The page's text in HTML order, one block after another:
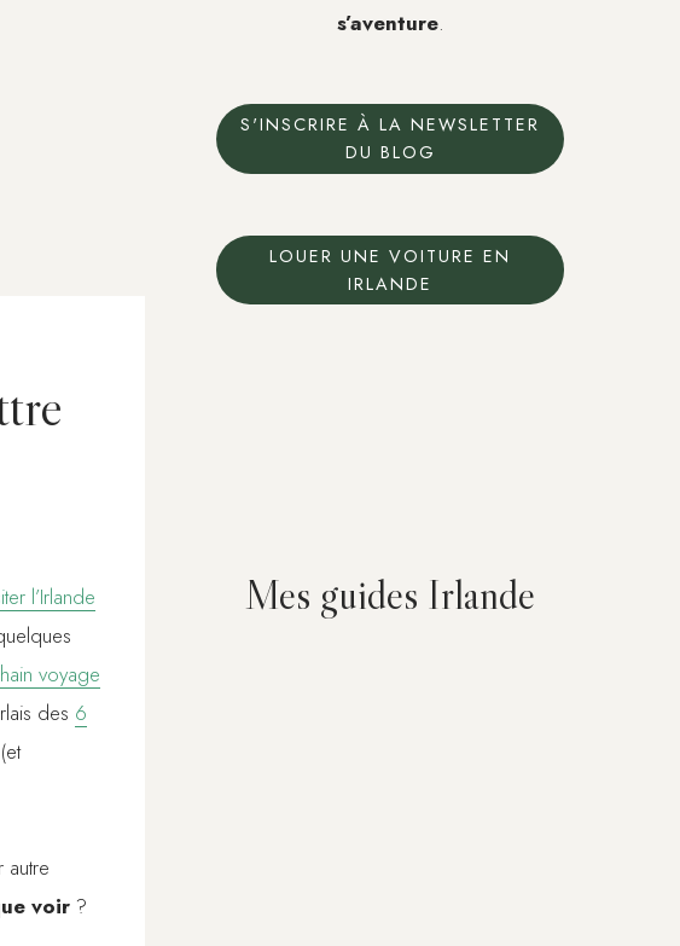
l’Irlande
voyage
des 6
autre
voir ?
s’aventure.
S'INSCRIRE À LA NEWSLETTER
DU BLOG
LOUER UNE VOITURE EN
IRLANDE
Mes guides Irlande